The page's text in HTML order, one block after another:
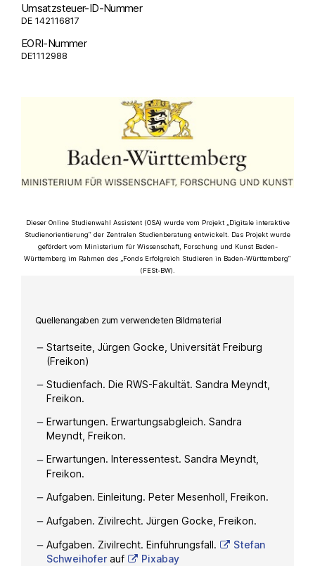
Umsatzsteuer-ID-Nummer
DE 142116817
EORI-Nummer
DE1112988
Dieser Online Studienwahl Assistent (OSA) wurde vom Projekt „Digitale interaktive
Studienorientierung“ der Zentralen Studienberatung entwickelt. Das Projekt wurde
gefördert vom Ministerium für Wissenschaft, Forschung und Kunst Baden-
Württemberg im Rahmen des „Fonds Erfolgreich Studieren in Baden-Württemberg“
(FESt-BW).
Quellenangaben zum verwendeten Bildmaterial
Startseite, Jürgen Gocke, Universität Freiburg
(Freikon)
Studienfach. Die RWS-Fakultät. Sandra Meyndt,
Freikon.
Erwartungen. Erwartungsabgleich. Sandra
Meyndt, Freikon.
Erwartungen. Interessentest. Sandra Meyndt,
Freikon.
Aufgaben. Einleitung. Peter Mesenholl, Freikon.
Aufgaben. Zivilrecht. Jürgen Gocke, Freikon.
Aufgaben. Zivilrecht. Einführungsfall.
Stefan
Schweihofer auf
Pixabay